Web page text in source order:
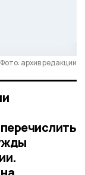
Фото: архив редакции